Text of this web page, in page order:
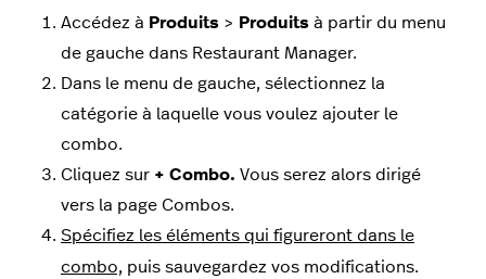
Accédez à Produits > Produits à partir du menu
de gauche dans Restaurant Manager.
Dans le menu de gauche, sélectionnez la
catégorie à laquelle vous voulez ajouter le
combo.
Cliquez sur + Combo. Vous serez alors dirigé
vers la page Combos.
Spécifiez les éléments qui figureront dans le
combo, puis sauvegardez vos modifications.